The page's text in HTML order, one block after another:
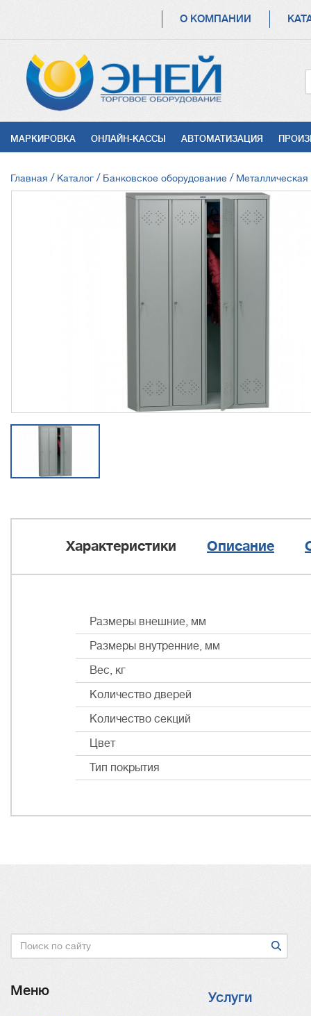
НАВИГАЦИЯ
О КОМПАНИИ
УСЛУГИ
МАРКИРОВКА ОНЛАЙН-КАССЫ АВТОМАТИЗАЦИЯ
СТРОКА
НАВИГАЦИИ
Главная Каталог Банковское оборудование
Характеристики Описание
Размеры внешние, мм
Размеры внутренние, мм
Вес, кг
Количество дверей
Количество секций
Цвет
Тип покрытия
Поиск
Меню
Услуги